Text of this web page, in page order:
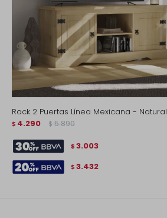
Rack 2 Puertas Línea Mexicana - Natural
$ 4.290 $ 5.890
$ 3.003
$ 3.432